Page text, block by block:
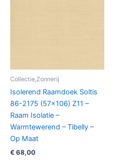
Collectie,Zonnerij
Isolerend Raamdoek Soltis
86-2175 (57×106) Z11 –
Raam Isolatie –
Warmtewerend – Tibelly –
Op Maat
€ 68,00